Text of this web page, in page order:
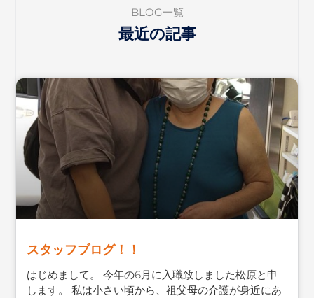
BLOG一覧
最近の記事
スタッフブログ！！
はじめまして。 今年の6月に入職致しました松原と申
します。 私は小さい頃から、祖父母の介護が身近にあ